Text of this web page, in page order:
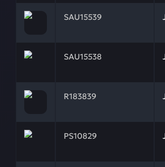
SAU15539
Заказывая запчасти у нас, вы
SAU15538
Заказывая запчасти у нас, вы
R183839
Заказывая запчасти у нас, вы
PS10829
Заказывая запчасти у нас, вы